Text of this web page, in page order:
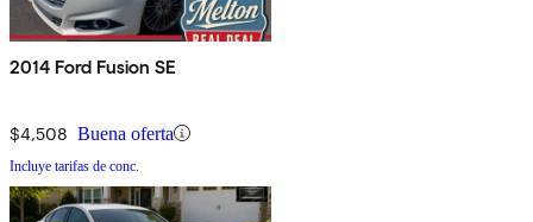
2014 Ford Fusion SE
$4,508 Buena oferta
Incluye tarifas de conc.